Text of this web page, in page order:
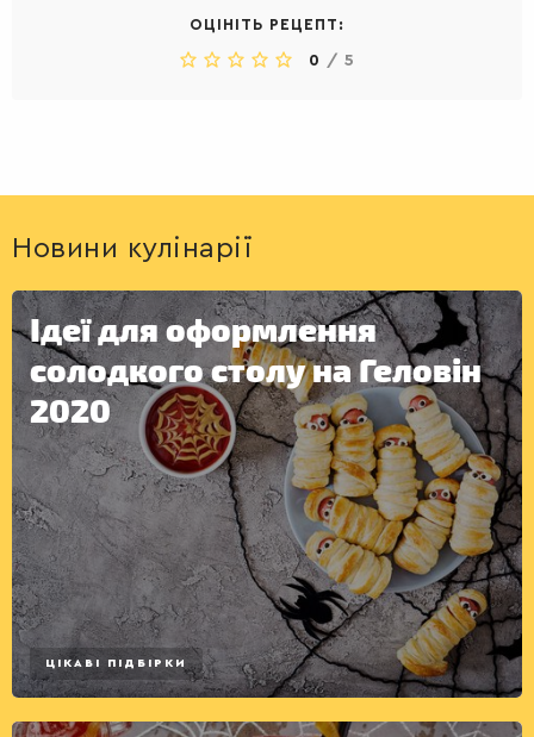
ДЕСЕРТИ
ОЦІНІТЬ РЕЦЕПТ:
0 / 5
Новини кулінарії
Ідеї для оформлення
солодкого столу на Геловін
2020
ЦІКАВІ ПІДБІРКИ